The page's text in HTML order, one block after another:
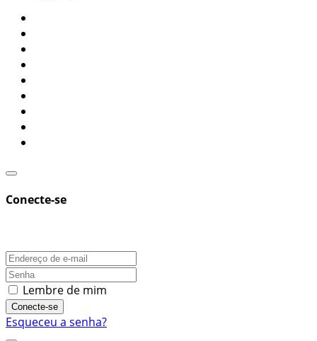
Conecte-se
Lembre de mim
Conecte-se
Esqueceu a senha?